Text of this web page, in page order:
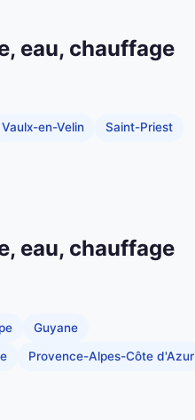
eau, chauffage
Vaulx-en-Velin Saint-Priest
eau, chauffage
Guyane
Provence-Alpes-Côte d'Azur